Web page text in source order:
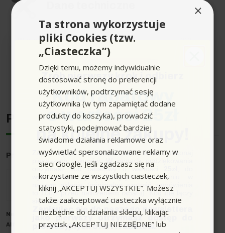
Wielkość opakowania (ml)
Rozwiń pełen opis produktu
Producent
Producent: Karcher
Nazwa producenta oraz o soba odpowiedzialna w UE:
Alfred Kärcher SE & Co. KG
×
Ta strona wykorzystuje
pliki Cookies (tzw.
„Ciasteczka”)
Dzięki temu, możemy indywidualnie
dostosować stronę do preferencji
użytkowników, podtrzymać sesję
użytkownika (w tym zapamiętać dodane
produkty do koszyka), prowadzić
statystyki, podejmować bardziej
świadome działania reklamowe oraz
wyświetlać spersonalizowane reklamy w
sieci Google. Jeśli zgadzasz się na
korzystanie ze wszystkich ciasteczek,
kliknij „AKCEPTUJ WSZYSTKIE”. Możesz
także zaakceptować ciasteczka wyłącznie
niezbędne do działania sklepu, klikając
przycisk „AKCEPTUJ NIEZBĘDNE” lub
Zrób pierwszy krok i odbierz
Kod rabatowy
o wartości 25zł
na kolejne zakupy!
Zapisz się do newslettera, załóż konto i dokonaj
pierwszych zakupów. W ramach podziękowania
otrzymasz kod rabatowy o wartości
wykorzystania przy kolejnym zamówieniu w
naszym sklepie (minimalna wartość zamówienia
to 100zł przed naliczeniem rabatu). Kod nie łączy
się z innymi kodami rabatowymi.
Zapisując się do naszego newslettera
jako pierwszy otrzymasz dostęp do
promocyjnych ofert i rabatów.